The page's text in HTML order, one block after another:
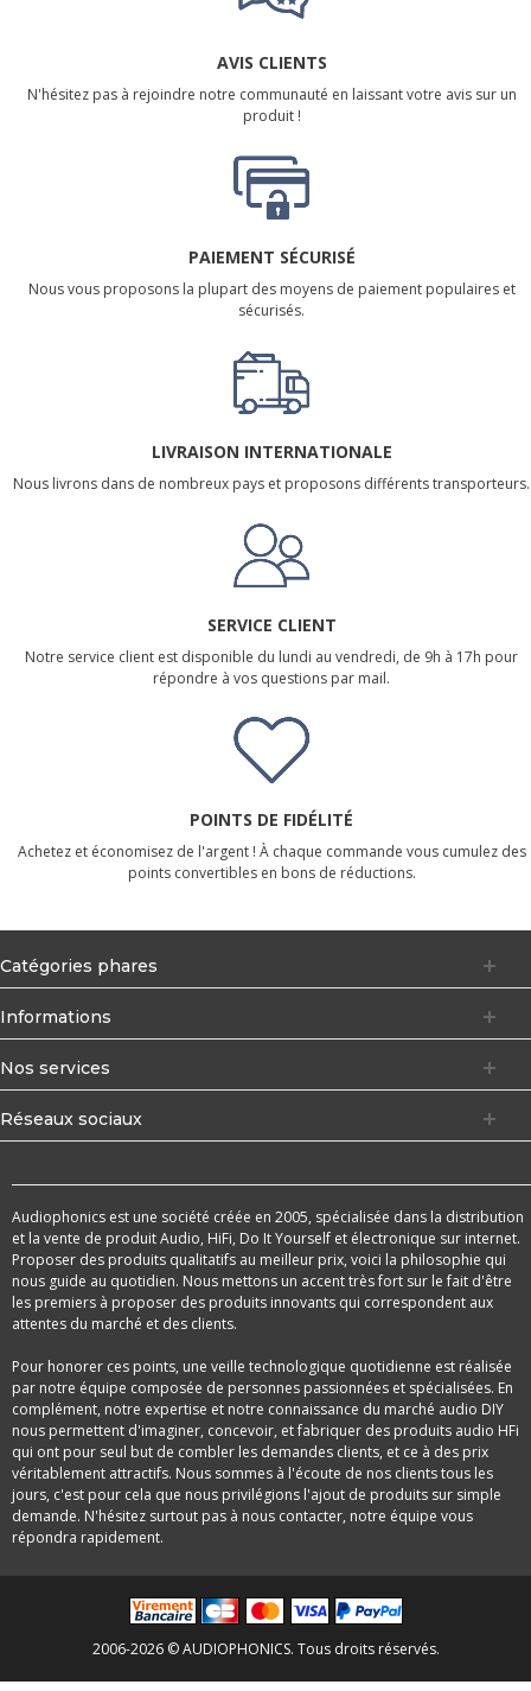
AVIS CLIENTS
N'hésitez pas à rejoindre notre communauté en laissant votre avis sur un
produit !
PAIEMENT SÉCURISÉ
Nous vous proposons la plupart des moyens de paiement populaires et
sécurisés.
LIVRAISON INTERNATIONALE
Nous livrons dans de nombreux pays et proposons différents transporteurs.
SERVICE CLIENT
Notre service client est disponible du lundi au vendredi, de 9h à 17h pour
répondre à vos questions par mail.
POINTS DE FIDÉLITÉ
Achetez et économisez de l'argent ! À chaque commande vous cumulez des
points convertibles en bons de réductions.
Catégories phares
Informations
Nos services
Réseaux sociaux
Audiophonics est une société créée en 2005, spécialisée dans la distribution
et la vente de produit Audio, HiFi, Do It Yourself et électronique sur internet.
Proposer des produits qualitatifs au meilleur prix, voici la philosophie qui
nous guide au quotidien. Nous mettons un accent très fort sur le fait d'être
les premiers à proposer des produits innovants qui correspondent aux
attentes du marché et des clients.
Pour honorer ces points, une veille technologique quotidienne est réalisée
par notre équipe composée de personnes passionnées et spécialisées. En
complément, notre expertise et notre connaissance du marché audio DIY
nous permettent d'imaginer, concevoir, et fabriquer des produits audio HFi
qui ont pour seul but de combler les demandes clients, et ce à des prix
véritablement attractifs. Nous sommes à l'écoute de nos clients tous les
jours, c'est pour cela que nous privilégions l'ajout de produits sur simple
demande. N'hésitez surtout pas à nous contacter, notre équipe vous
répondra rapidement.
2006-2026 © AUDIOPHONICS. Tous droits réservés.